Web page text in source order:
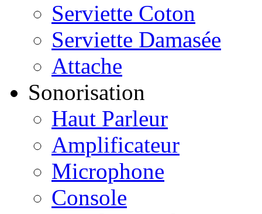
Serviette Coton
Serviette Damasée
Attache
Sonorisation
Haut Parleur
Amplificateur
Microphone
Console